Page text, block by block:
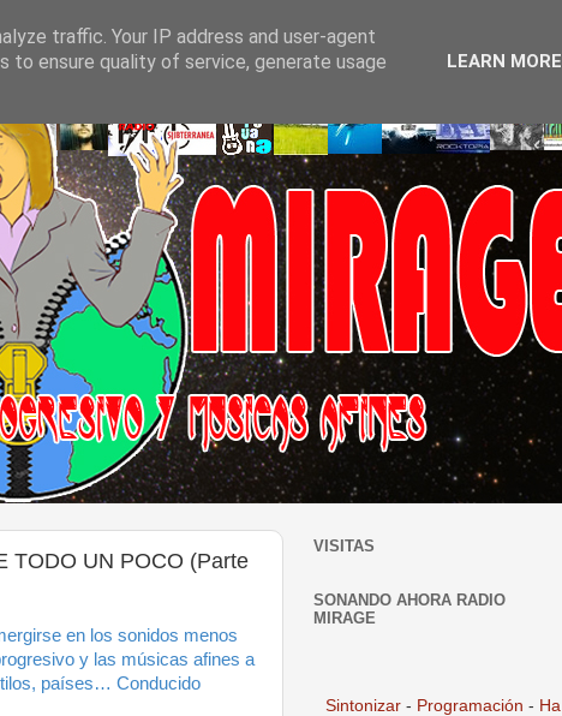
TODO UN POCO (Parte
en los sonidos menos
y las músicas afines a
países… Conducido
VISITAS
SONANDO AHORA RADIO
MIRAGE
Sintonizar - Programación - Ha
traffic. Your IP address and user-agent
to ensure quality of service, generate usage
LEARN MORE